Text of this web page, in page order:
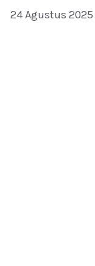
24 Agustus 2025